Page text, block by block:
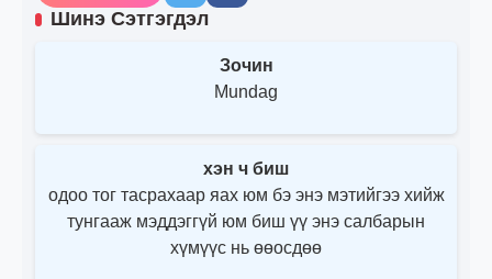
Шинэ Сэтгэгдэл
Зочин
Mundag
хэн ч биш
одоо тог тасрахаар яах юм бэ энэ мэтийгээ хийж
тунгааж мэддэггүй юм биш үү энэ салбарын
хүмүүс нь өөосдөө